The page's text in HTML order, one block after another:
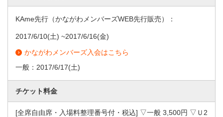
KAme先行（かながわメンバーズWEB先行販売）：
2017/6/10(土) ~2017/6/16(金)
かながわメンバーズ入会はこちら
一般： 2017/6/17(土)
チケット料金
[全席自由席・入場料整理番号付・税込] ▽一般 3,500円 ▽Ｕ2